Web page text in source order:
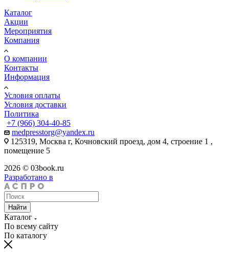
Каталог
Акции
Мероприятия
Компания
О компании
Контакты
Информация
Условия оплаты
Условия доставки
Политика
+7 (966) 304-40-85
medpresstorg@yandex.ru
125319, Москва г, Кочновский проезд, дом 4, строение 1 ,
помещение 5
2026 © 03book.ru
Разработано в
Найти
Каталог
По всему сайту
По каталогу